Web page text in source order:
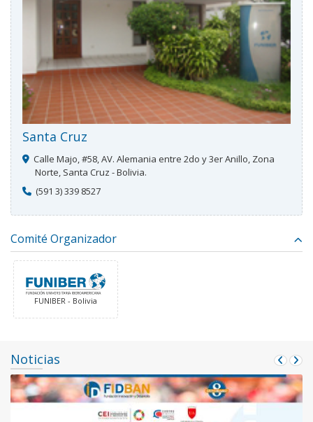
Santa Cruz
Calle Majo, #58, AV. Alemania entre 2do y 3er Anillo, Zona
Norte, Santa Cruz - Bolivia.
(591 3) 339 8527
Comité Organizador
FUNIBER - Bolivia
Noticias